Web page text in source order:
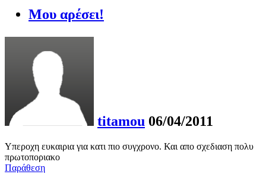
Μου αρέσει!
titamou 06/04/2011
Υπεροχη ευκαιρια για κατι πιο συγχρονο. Και απο σχεδιαση πολυ
πρωτοποριακο
Παράθεση